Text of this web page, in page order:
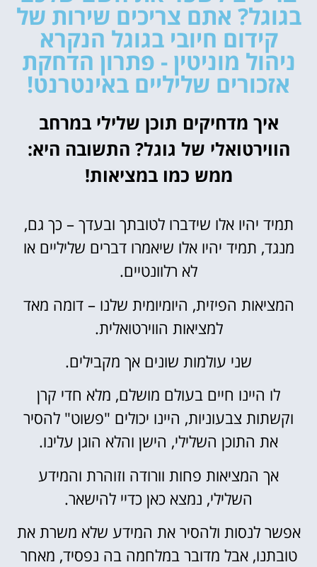
בגוגל? אתם צריכים שירות של
קידום חיובי בגוגל הנקרא
ניהול מוניטין - פתרון הדחקת
אזכורים שליליים באינטרנט!
איך מדחיקים תוכן שלילי במרחב
הווירטואלי של גוגל? התשובה היא:
ממש כמו במציאות!
תמיד יהיו אלו שידברו לטובתך ובעדך – כך גם,
מנגד, תמיד יהיו אלו שיאמרו דברים שליליים או
לא רלוונטיים.
המציאות הפיזית, היומיומית שלנו – דומה מאד
למציאות הווירטואלית.
שני עולמות שונים אך מקבילים.
לו היינו חיים בעולם מושלם, מלא חדי קרן
וקשתות צבעוניות, היינו יכולים "פשוט" להסיר
את התוכן השלילי, הישן והלא הוגן עלינו.
אך המציאות פחות וורודה וזוהרת והמידע
השלילי, נמצא כאן כדיי להישאר.
אפשר לנסות ולהסיר את המידע שלא משרת את
טובתנו, אבל מדובר במלחמה בה נפסיד, מאחר